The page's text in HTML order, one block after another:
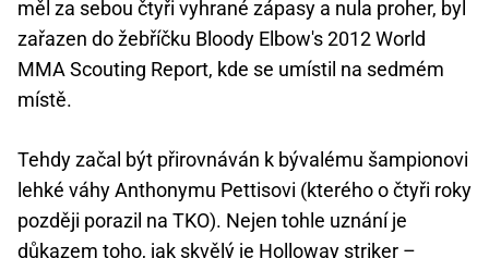
měl za sebou čtyři vyhrané zápasy a nula proher, byl
zařazen do žebříčku Bloody Elbow's 2012 World
MMA Scouting Report, kde se umístil na sedmém
místě.
Tehdy začal být přirovnáván k bývalému šampionovi
lehké váhy Anthonymu Pettisovi (kterého o čtyři roky
později porazil na TKO). Nejen tohle uznání je
důkazem toho, jak skvělý je Holloway striker –